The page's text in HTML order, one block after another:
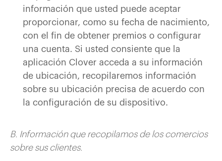
información que usted puede aceptar
proporcionar, como su fecha de nacimiento,
con el fin de obtener premios o configurar
una cuenta. Si usted consiente que la
aplicación Clover acceda a su información
de ubicación, recopilaremos información
sobre su ubicación precisa de acuerdo con
la configuración de su dispositivo.
B. Información que recopilamos de los comercios
sobre sus clientes.